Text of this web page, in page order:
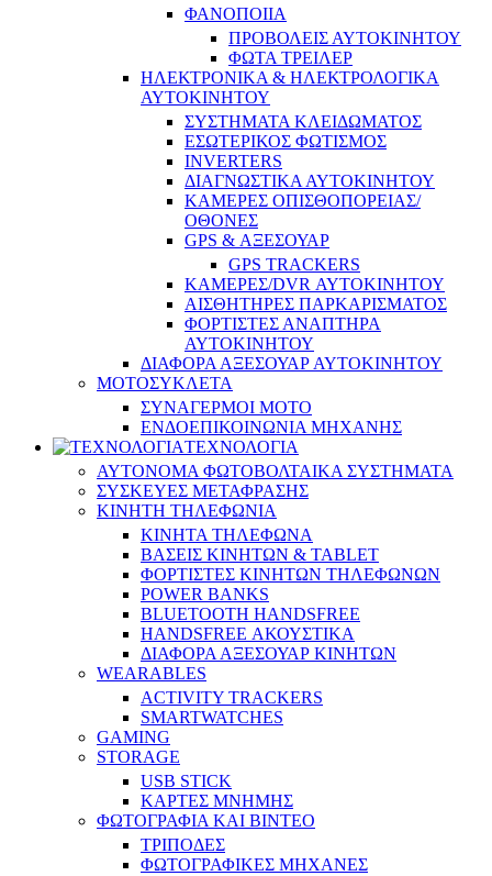
ΦΑΝΟΠΟΙΙΑ
ΠΡΟΒΟΛΕΙΣ ΑΥΤΟΚΙΝΗΤΟΥ
ΦΩΤΑ ΤΡΕΙΛΕΡ
ΗΛΕΚΤΡΟΝΙΚΑ & ΗΛΕΚΤΡΟΛΟΓΙΚΑ
ΑΥΤΟΚΙΝΗΤΟΥ
ΣΥΣΤΗΜΑΤΑ ΚΛΕΙΔΩΜΑΤΟΣ
ΕΣΩΤΕΡΙΚΟΣ ΦΩΤΙΣΜΟΣ
INVERTERS
ΔΙΑΓΝΩΣΤΙΚΑ ΑΥΤΟΚΙΝΗΤΟΥ
ΚΑΜΕΡΕΣ ΟΠΙΣΘΟΠΟΡΕΙΑΣ/
ΟΘΟΝΕΣ
GPS & ΑΞΕΣΟΥΑΡ
GPS TRACKERS
ΚΑΜΕΡΕΣ/DVR ΑΥΤΟΚΙΝΗΤΟΥ
ΑΙΣΘΗΤΗΡΕΣ ΠΑΡΚΑΡΙΣΜΑΤΟΣ
ΦΟΡΤΙΣΤΕΣ ΑΝΑΠΤΗΡΑ
ΑΥΤΟΚΙΝΗΤΟΥ
ΔΙΑΦΟΡΑ ΑΞΕΣΟΥΑΡ ΑΥΤΟΚΙΝΗΤΟΥ
ΜΟΤΟΣΥΚΛΕΤΑ
ΣΥΝΑΓΕΡΜΟΙ ΜΟΤΟ
ΕΝΔΟΕΠΙΚΟΙΝΩΝΙΑ ΜΗΧΑΝΗΣ
ΤΕΧΝΟΛΟΓΙΑ
ΑΥΤΟΝΟΜΑ ΦΩΤΟΒΟΛΤΑΙΚΑ ΣΥΣΤΗΜΑΤΑ
ΣΥΣΚΕΥΕΣ ΜΕΤΑΦΡΑΣΗΣ
ΚΙΝΗΤΗ ΤΗΛΕΦΩΝΙΑ
ΚΙΝΗΤΑ ΤΗΛΕΦΩΝΑ
ΒΑΣΕΙΣ ΚΙΝΗΤΩΝ & TABLET
ΦΟΡΤΙΣΤΕΣ ΚΙΝΗΤΩΝ ΤΗΛΕΦΩΝΩΝ
POWER BANKS
BLUETOOTH HANDSFREE
HANDSFREE ΑΚΟΥΣΤΙΚΑ
ΔΙΑΦΟΡΑ ΑΞΕΣΟΥΑΡ ΚΙΝΗΤΩΝ
WEARABLES
ACTIVITY TRACKERS
SMARTWATCHES
GAMING
STORAGE
USB STICK
ΚΑΡΤΕΣ ΜΝΗΜΗΣ
ΦΩΤΟΓΡΑΦΙΑ ΚΑΙ ΒΙΝΤΕΟ
ΤΡΙΠΟΔΕΣ
ΦΩΤΟΓΡΑΦΙΚΕΣ ΜΗΧΑΝΕΣ